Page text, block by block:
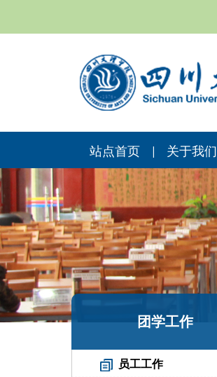
站点首页 | 关于我们
团学工作
员工工作